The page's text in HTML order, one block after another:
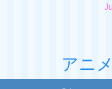
アニ